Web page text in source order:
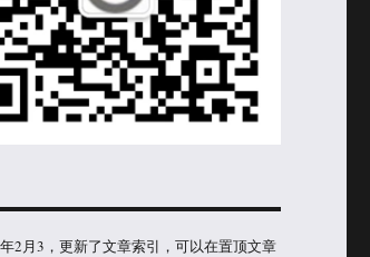
2月3，更新了文章索引，可以在置顶文章